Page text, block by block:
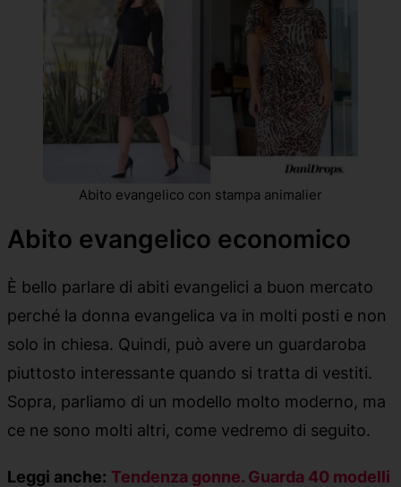
Abito evangelico con stampa animalier
Abito evangelico economico
È bello parlare di abiti evangelici a buon mercato
perché la donna evangelica va in molti posti e non
solo in chiesa. Quindi, può avere un guardaroba
piuttosto interessante quando si tratta di vestiti.
Sopra, parliamo di un modello molto moderno, ma
ce ne sono molti altri, come vedremo di seguito.
Leggi anche: Tendenza gonne. Guarda 40 modelli